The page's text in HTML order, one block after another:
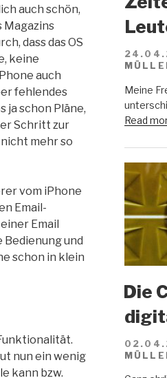
auch schön,
Magazins
dass das OS
keine
auch
fehlendes
ja schon Pläne,
Schritt zur
mehr so
vom iPhone
Email-
Email
Bedienung und
schon in klein
nun ein wenig
kann bzw.
Meine
Read
Die